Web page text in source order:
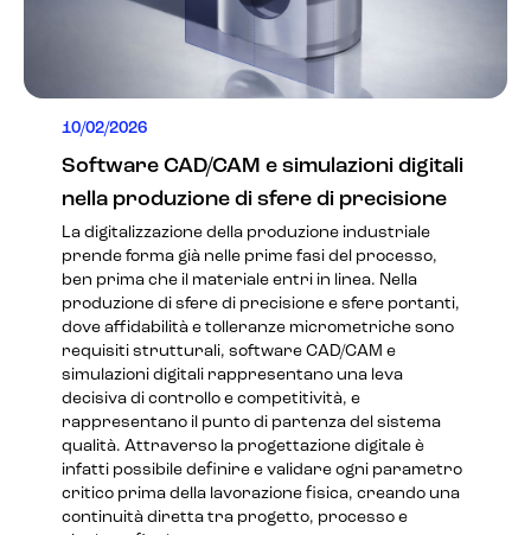
10/02/2026
Software CAD/CAM e simulazioni digitali
nella produzione di sfere di precisione
La digitalizzazione della produzione industriale
prende forma già nelle prime fasi del processo,
ben prima che il materiale entri in linea. Nella
produzione di sfere di precisione e sfere portanti,
dove affidabilità e tolleranze micrometriche sono
requisiti strutturali, software CAD/CAM e
simulazioni digitali rappresentano una leva
decisiva di controllo e competitività, e
rappresentano il punto di partenza del sistema
qualità. Attraverso la progettazione digitale è
infatti possibile definire e validare ogni parametro
critico prima della lavorazione fisica, creando una
continuità diretta tra progetto, processo e